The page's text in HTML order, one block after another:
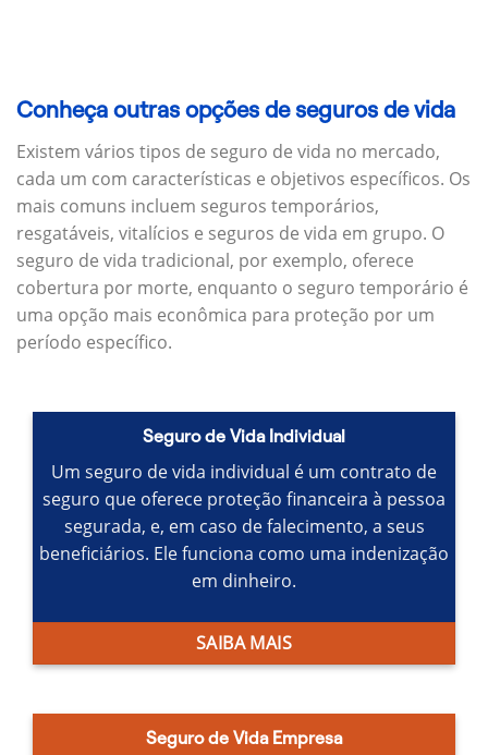
Conheça outras opções de seguros de vida
Existem vários tipos de seguro de vida no mercado,
cada um com características e objetivos específicos. Os
mais comuns incluem seguros temporários,
resgatáveis, vitalícios e seguros de vida em grupo. O
seguro de vida tradicional, por exemplo, oferece
cobertura por morte, enquanto o seguro temporário é
uma opção mais econômica para proteção por um
período específico.
Seguro de Vida Individual
Um seguro de vida individual é um contrato de
seguro que oferece proteção financeira à pessoa
segurada, e, em caso de falecimento, a seus
beneficiários. Ele funciona como uma indenização
em dinheiro.
SAIBA MAIS
Seguro de Vida Empresa